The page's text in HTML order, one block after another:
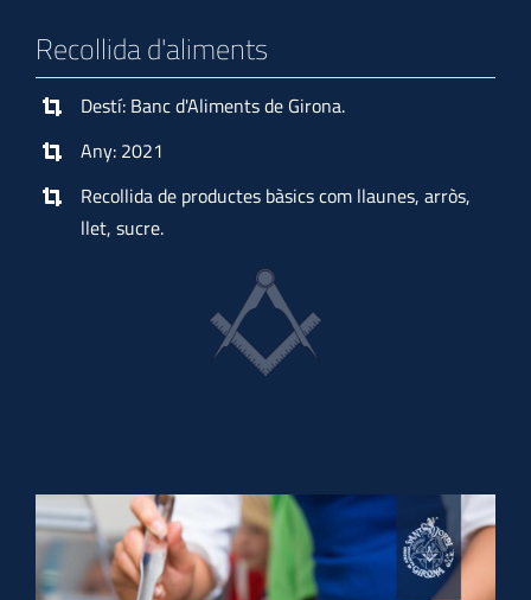
Recollida d'aliments
Destí: Banc d'Aliments de Girona.
Any: 2021
Recollida de productes bàsics com llaunes, arròs,
llet, sucre.